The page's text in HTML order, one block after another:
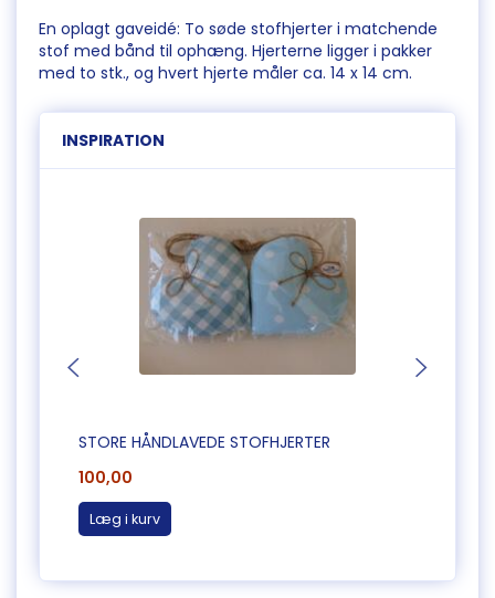
En oplagt gaveidé: To søde stofhjerter i matchende
stof med bånd til ophæng. Hjerterne ligger i pakker
med to stk., og hvert hjerte måler ca. 14 x 14 cm.
INSPIRATION
STORE HÅNDLAVEDE STOFHJERTER
100,00
Læg i kurv